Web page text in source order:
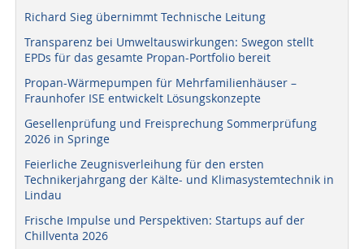
Richard Sieg übernimmt Technische Leitung
Transparenz bei Umweltauswirkungen: Swegon stellt
EPDs für das gesamte Propan-Portfolio bereit
Propan-Wärmepumpen für Mehrfamilienhäuser –
Fraunhofer ISE entwickelt Lösungskonzepte
Gesellenprüfung und Freisprechung Sommerprüfung
2026 in Springe
Feierliche Zeugnisverleihung für den ersten
Technikerjahrgang der Kälte- und Klimasystemtechnik in
Lindau
Frische Impulse und Perspektiven: Startups auf der
Chillventa 2026